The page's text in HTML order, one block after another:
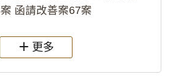
函請改善案67案
更多